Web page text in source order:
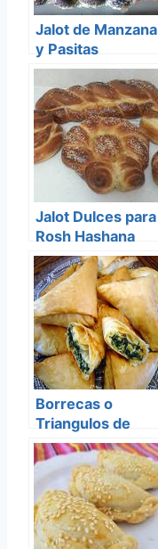
Jalot de Manzana
y Pasitas
Jalot Dulces para
Rosh Hashana
Borrecas o
Triangulos de
espinaca